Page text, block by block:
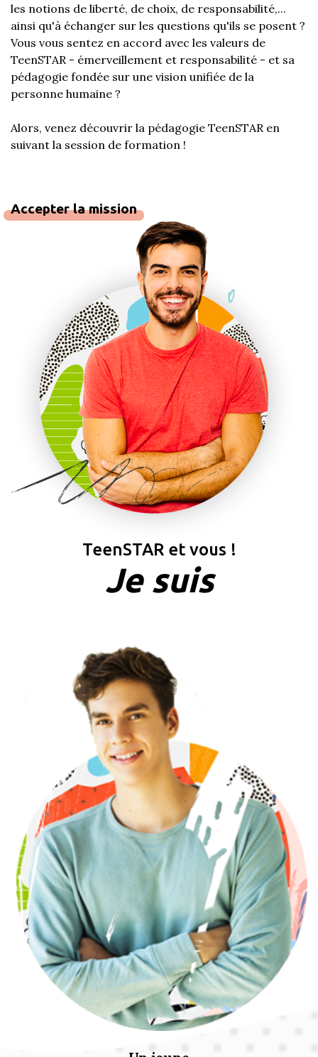
les notions de liberté, de choix, de responsabilité,...
ainsi qu'à échanger sur les questions qu'ils se posent ?
Vous vous sentez en accord avec les valeurs de
TeenSTAR - émerveillement et responsabilité - et sa
pédagogie fondée sur une vision unifiée de la
personne humaine ?
Alors, venez découvrir la pédagogie TeenSTAR en
suivant la session de formation !
Accepter la mission
TeenSTAR et vous !
Je suis